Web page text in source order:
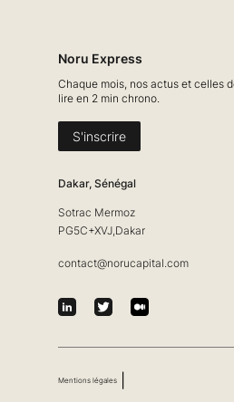
Dakar, Sénégal
Sotrac Mermoz
PG5C+XVJ,Dakar
contact@norucapital.com
Noru Express
Chaque mois, nos actus et celles
lire en 2 min chrono.
S'inscrire
Mentions légales